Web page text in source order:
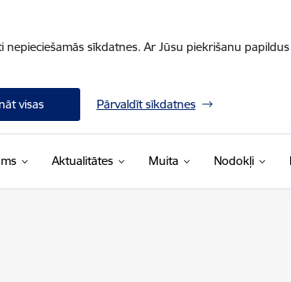
sīkdatnes. Ar Jūsu piekrišanu
visas Pārvaldīt sīkdatnes
Aktualitātes Muita Nodokļi